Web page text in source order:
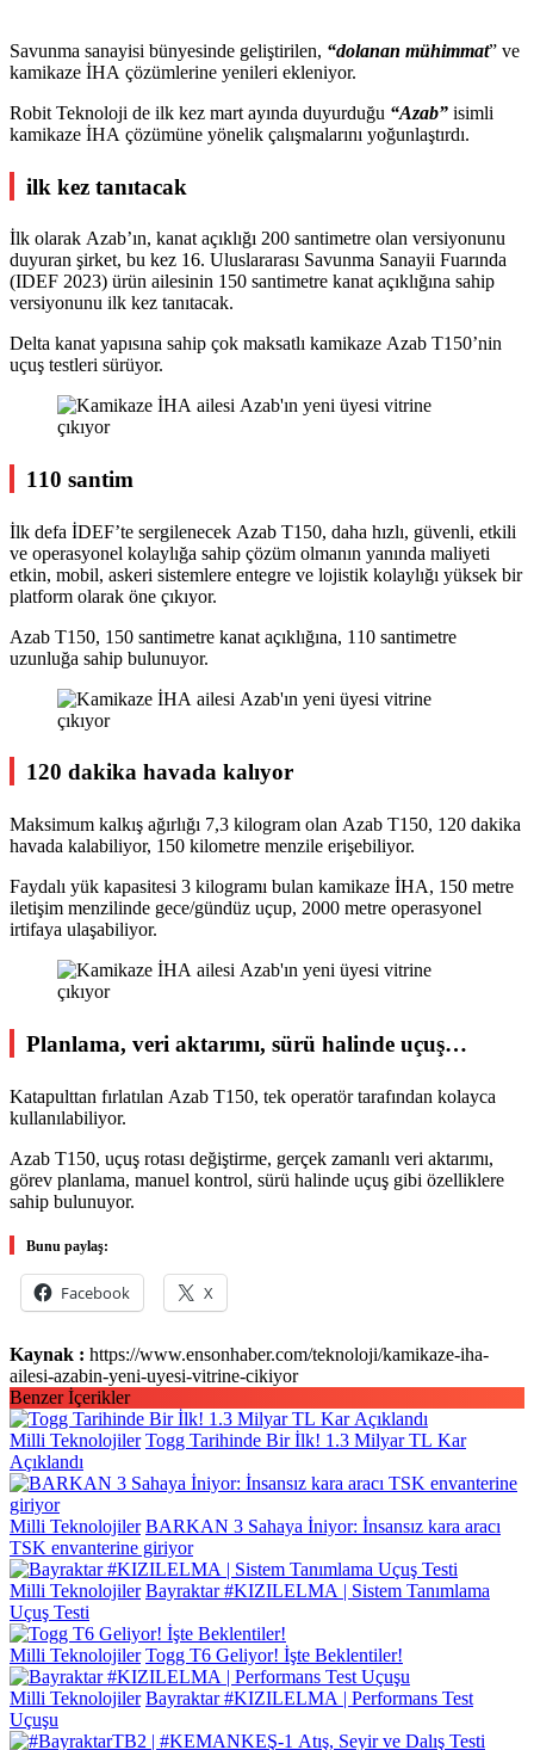
Savunma sanayisi bünyesinde geliştirilen, “dolanan mühimmat” ve
kamikaze İHA çözümlerine yenileri ekleniyor.
Robit Teknoloji de ilk kez mart ayında duyurduğu “Azab” isimli
kamikaze İHA çözümüne yönelik çalışmalarını yoğunlaştırdı.
ilk kez tanıtacak
İlk olarak Azab’ın, kanat açıklığı 200 santimetre olan versiyonunu
duyuran şirket, bu kez 16. Uluslararası Savunma Sanayii Fuarında
(IDEF 2023) ürün ailesinin 150 santimetre kanat açıklığına sahip
versiyonunu ilk kez tanıtacak.
Delta kanat yapısına sahip çok maksatlı kamikaze Azab T150’nin
uçuş testleri sürüyor.
110 santim
İlk defa İDEF’te sergilenecek Azab T150, daha hızlı, güvenli, etkili
ve operasyonel kolaylığa sahip çözüm olmanın yanında maliyeti
etkin, mobil, askeri sistemlere entegre ve lojistik kolaylığı yüksek bir
platform olarak öne çıkıyor.
Azab T150, 150 santimetre kanat açıklığına, 110 santimetre
uzunluğa sahip bulunuyor.
120 dakika havada kalıyor
Maksimum kalkış ağırlığı 7,3 kilogram olan Azab T150, 120 dakika
havada kalabiliyor, 150 kilometre menzile erişebiliyor.
Faydalı yük kapasitesi 3 kilogramı bulan kamikaze İHA, 150 metre
iletişim menzilinde gece/gündüz uçup, 2000 metre operasyonel
irtifaya ulaşabiliyor.
Planlama, veri aktarımı, sürü halinde uçuş…
Katapulttan fırlatılan Azab T150, tek operatör tarafından kolayca
kullanılabiliyor.
Azab T150, uçuş rotası değiştirme, gerçek zamanlı veri aktarımı,
görev planlama, manuel kontrol, sürü halinde uçuş gibi özelliklere
sahip bulunuyor.
Bunu paylaş:
Facebook X
Kaynak : https://www.ensonhaber.com/teknoloji/kamikaze-iha-
ailesi-azabin-yeni-uyesi-vitrine-cikiyor
Benzer İçerikler
Milli Teknolojiler Togg Tarihinde Bir İlk! 1.3 Milyar TL Kar
Açıklandı
Milli Teknolojiler BARKAN 3 Sahaya İniyor: İnsansız kara aracı
TSK envanterine giriyor
Milli Teknolojiler Bayraktar #KIZILELMA | Sistem Tanımlama
Uçuş Testi
Milli Teknolojiler Togg T6 Geliyor! İşte Beklentiler!
Milli Teknolojiler Bayraktar #KIZILELMA | Performans Test
Uçuşu